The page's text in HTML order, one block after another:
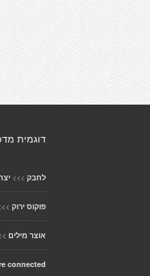
דוגמית
לחבק >>>
פוקוס ירוק
אוצר מילים
connected